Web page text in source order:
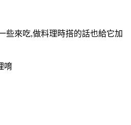
些來吃,做料理時搭的話也給它加
唷